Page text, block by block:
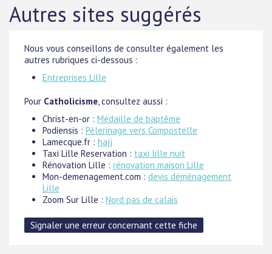
Autres sites suggérés
Nous vous conseillons de consulter également les
autres rubriques ci-dessous :
Entreprises Lille
Pour Catholicisme, consultez aussi :
Christ-en-or : Médaille de baptême
Podiensis : Pèlerinage vers Compostelle
Lamecque.fr : hajj
Taxi Lille Reservation : taxi lille nuit
Rénovation Lille : rénovation maison Lille
Mon-demenagement.com : devis déménagement
Lille
Zoom Sur Lille : Nord pas de calais